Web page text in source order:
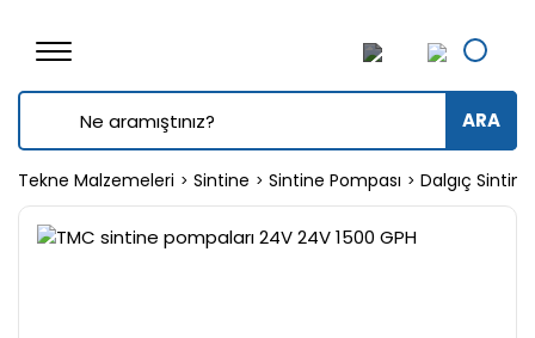
ARA
Tekne Malzemeleri Sintine Sintine Pompası Dalgıç